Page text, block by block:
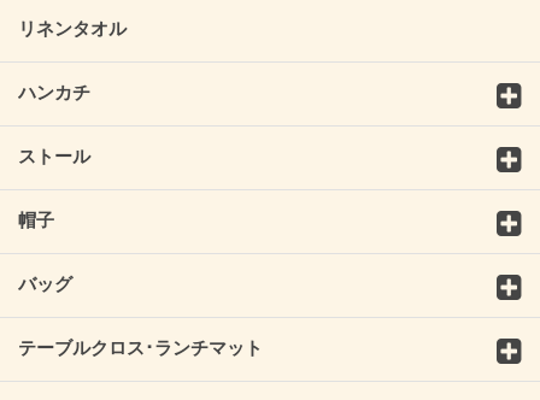
リネンタオル
ハンカチ
ストール
帽子
バッグ
テーブルクロス･ランチマット